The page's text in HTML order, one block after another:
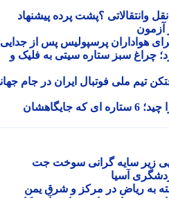
؟پشت پرده پیشنهاد
هواداران پرسپولیس پس از جدایی
سبز ستاره سیتی به فلیک و
ملی فوتبال ایران در جام جهانی
مورینیو ترکیب رؤیایی رئال را چید؛ 6 ستاره ای که جایگاهشان
زیر سایه گرانی سوخت جت
به ریاض در مرکز و شرق یمن